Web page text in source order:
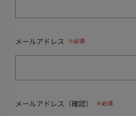
メールアドレス
メールアドレス（確認）